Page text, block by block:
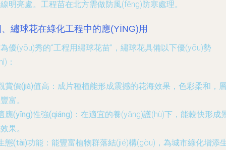
明亮處。工程苗在北方需做防風(fēng)防寒處理。
繡球花在綠化工程中的應(YĪNG)用
優(yōu)秀的“工程用繡球花苗”，繡球花具備以下優(yōu)勢
：
賞價(jià)值高 ：成片種植能形成震撼的花海效果，色彩柔和，
富。
應(yīng)性強(qiáng) ：在適宜的養(yǎng)護(hù)下，能較快形成
果。
態(tài)功能 ：能豐富植物群落結(jié)構(gòu)，為城市綠化增添